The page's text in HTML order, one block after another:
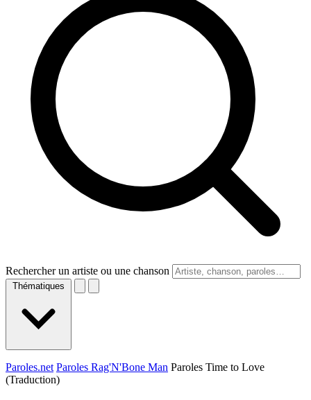
Rechercher un artiste ou une chanson
Thématiques
Paroles.net Paroles Rag'N'Bone Man Paroles Time to Love
(Traduction)